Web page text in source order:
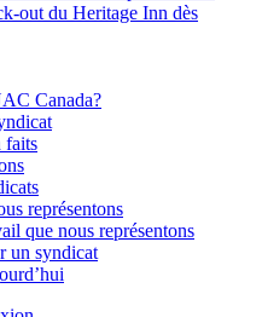
out du Heritage Inn dès
Canada?
faits
représentons
que nous représentons
un syndicat